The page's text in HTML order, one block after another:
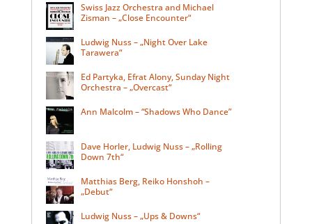
Swiss Jazz Orchestra and Michael
Zisman – „Close Encounter“
Ludwig Nuss – „Night Over Lake
Tarawera“
Ed Partyka, Efrat Alony, Sunday Night
Orchestra – „Overcast“
Ann Malcolm – “Shadows Who Dance”
Dave Horler, Ludwig Nuss – „Rolling
Down 7th“
Matthias Berg, Reiko Honshoh –
„Debut“
Ludwig Nuss – „Ups & Downs“